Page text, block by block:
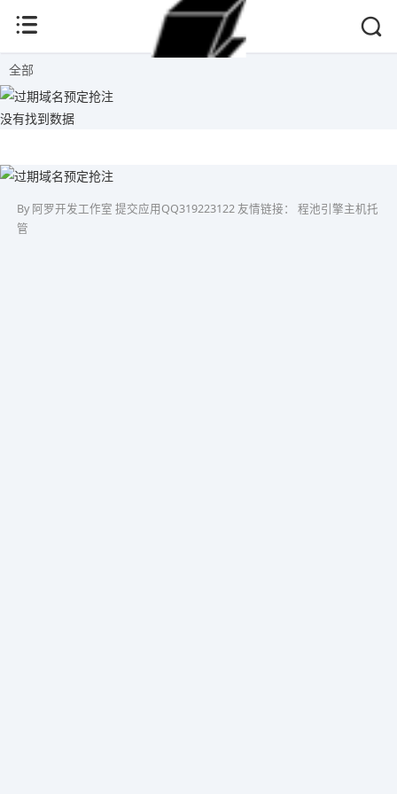
全部
没有找到数据
By 阿罗开发工作室 提交应用QQ319223122 友情链接： 程池引擎主机托
管